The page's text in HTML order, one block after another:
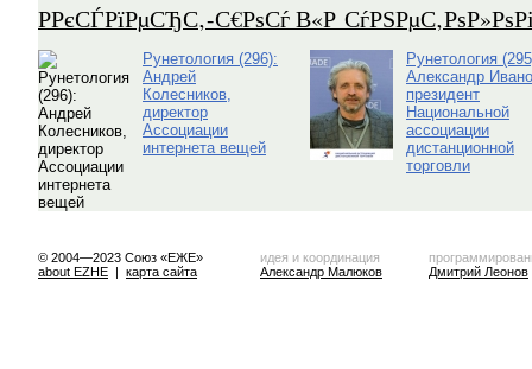
Р­РєСЃРїРµСЂС‚-С€РѕСѓ В«Р
Рунетология (296):
Андрей
Колесников,
директор
Ассоциации
интернета вещей
Рунетология
Александр
президент
Национальной
ассоциации
дистанционной
торговли
© 2004—2023 Союз «ЕЖЕ»
about EZHE | карта сайта
идея и координация
Александр Малюков
Дмитрий Леонов